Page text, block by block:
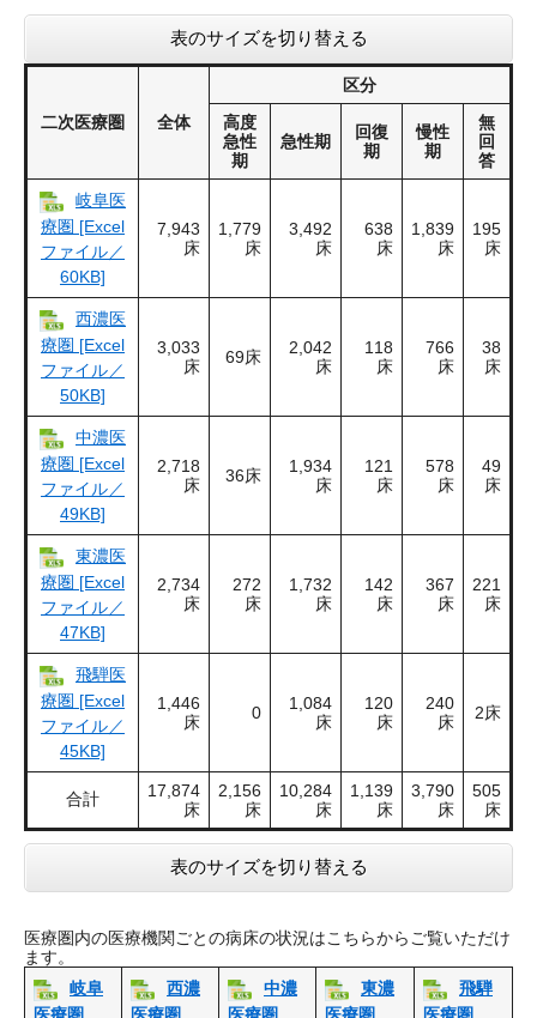
表のサイズを切り替える
二次医療圏 全体
区分
高度
急性
期
急性期
回復
期
慢性
期
無
回
答
岐阜医
療圏 [Excel
ファイル／
60KB]
7,943
床
1,779
床
3,492
床
638
床
1,839
床
195
床
西濃医
療圏 [Excel
ファイル／
50KB]
3,033
床
69床
2,042
床
118
床
766
床
38
床
中濃医
療圏 [Excel
ファイル／
49KB]
2,718
床
36床
1,934
床
121
床
578
床
49
床
東濃医
療圏 [Excel
ファイル／
47KB]
2,734
床
272
床
1,732
床
142
床
367
床
221
床
飛騨医
療圏 [Excel
ファイル／
45KB]
1,446
床
0
1,084
床
120
床
240
床
2床
合計
17,874
床
2,156
床
10,284
床
1,139
床
3,790
床
505
床
表のサイズを切り替える
医療圏内の医療機関ごとの病床の状況はこちらからご覧いただけ
ます。
岐阜
医療圏
西濃
医療圏
中濃
医療圏
東濃
医療圏
飛騨
医療圏